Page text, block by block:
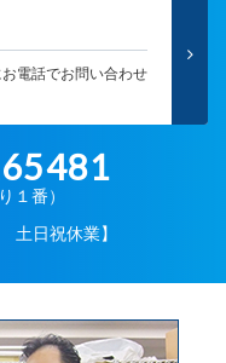
電話でお問い合わせ
１番）
土日祝休業】